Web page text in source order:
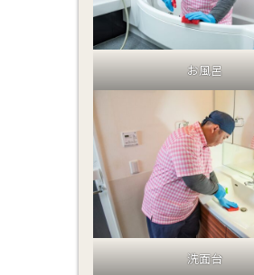
お風呂
洗面台